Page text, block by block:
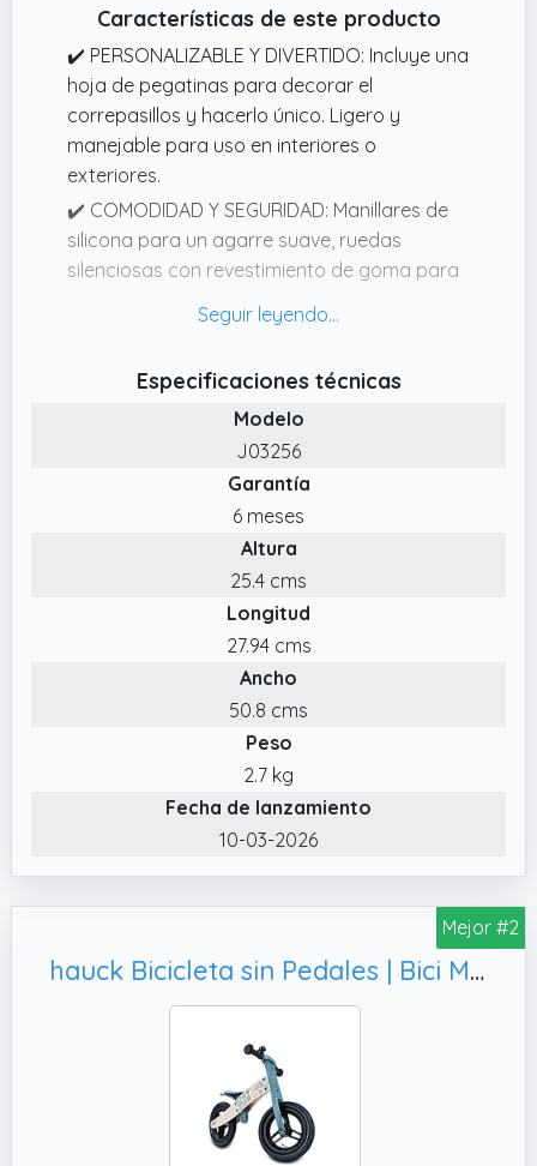
Características de este producto
✔️ PERSONALIZABLE Y DIVERTIDO: Incluye una
hoja de pegatinas para decorar el
correpasillos y hacerlo único. Ligero y
manejable para uso en interiores o
exteriores.
✔️ COMODIDAD Y SEGURIDAD: Manillares de
silicona para un agarre suave, ruedas
silenciosas con revestimiento de goma para
los niños en la aventura más bonita: ¡crecer!
Bonitos juguetes para aprender sin darse
cuenta, explorar el mundo, soñar y
compartir... ¡Bien jugado!
✔️ UN TRICICLO PARA LOS PRIMEROS PASOS:
Triciclo de madera de 3 ruedas para
acompañar al bebé en sus primeras
exploraciones y desarrollar su equilibrio.
✔️ CARACTERÍSTICAS: 1 triciclo de madera
FSC, 3 ruedas estables, asas de silicona,
pegatinas incluidas. A partir de 12 meses.
Especificaciones técnicas
Modelo
J03256
Garantía
6 meses
Altura
25.4 cms
Longitud
27.94 cms
Ancho
50.8 cms
Peso
2.7 kg
Fecha de lanzamiento
10-03-2026
Mejor #2
hauck Bicicleta sin Pedales | Bici Madera Certificada FSC® - Correpasillos Bebe a partir de 24 Meses - Sillín Ajustable - Ruedas Neumáticas 12 Pulgadas - Timbre - Turtle